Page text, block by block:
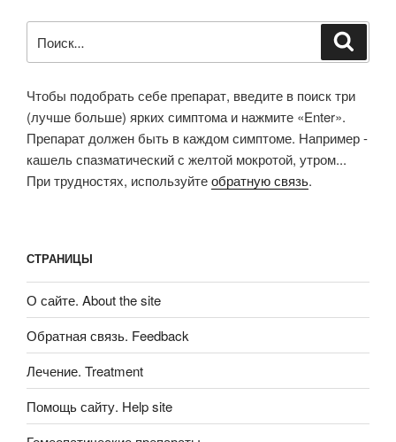
Чтобы подобрать себе препарат, введите в поиск три
(лучше больше) ярких симптома и нажмите «Enter».
Препарат должен быть в каждом симптоме. Например -
кашель спазматический с желтой мокротой, утром...
При трудностях, используйтеобратную связь.
СТРАНИЦЫ
О сайте. About the site
Обратная связь. Feedback
Лечение. Treatment
Помощь сайту. Help site